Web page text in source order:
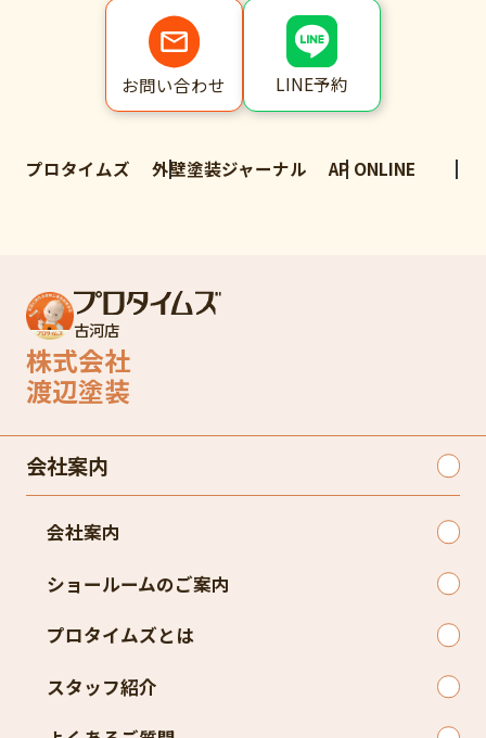
お問い合わせ LINE予約
プロタイムズ 外壁塗装ジャーナル AP ONLINE
古河店
株式会社
渡辺塗装
会社案内
会社案内
ショールームのご案内
プロタイムズとは
スタッフ紹介